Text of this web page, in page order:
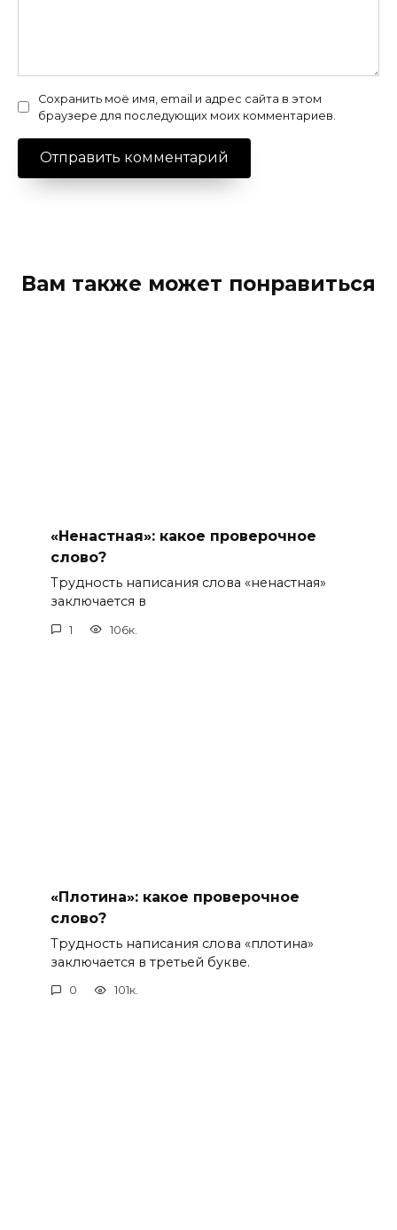
Сохранить моё имя, email и адрес сайта в этом
браузере для последующих моих комментариев.
Вам также может понравиться
«Ненастная»: какое проверочное
слово?
Трудность написания слова «ненастная»
заключается в
1 106к.
«Плотина»: какое проверочное
слово?
Трудность написания слова «плотина»
заключается в третьей букве.
0 101к.